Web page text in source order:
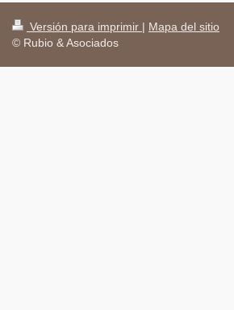
Versión para imprimir | Mapa del sitio
© Rubio & Asociados